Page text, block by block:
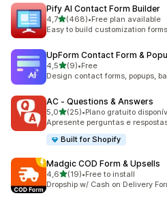
Pify AI Contact Form Builder
4,7de 5 estrelas
(468)
468 total de avaliações
•Free plan available
Easy to build customization
UpForm Contact Form &
4,5de 5 estrelas
(9)
9 total de avaliações
•Free
Design contact forms, popups,
AC ‑ Questions & Answers
5,0de 5 estrelas
(25)
25 total de avaliações
•Plano gratuito
Apresente perguntas e
Built for Shopify
Madgic COD Form & Upsells
4,6de 5 estrelas
(19)
19 total de avaliações
•Free to install
Dropship w/ Cash on Delivery